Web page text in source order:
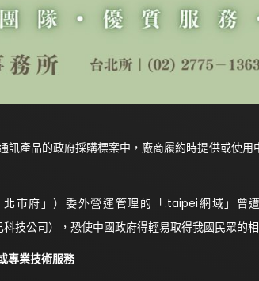
訊產品的政府採購標案中，廠商履約時提供或使
市府」）委外營運管理的「.taipei網域」曾
技公司），恐使中國政府得輕易取得我國民眾的
專業技術服務